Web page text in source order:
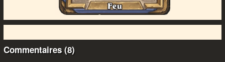
Commentaires (8)